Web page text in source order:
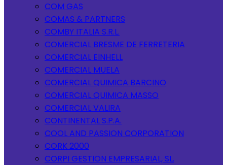
COM GAS
COMAS & PARTNERS
COMBY ITALIA S.R.L.
COMERCIAL BRESME DE FERRETERIA
COMERCIAL EINHELL
COMERCIAL MUELA
COMERCIAL QUIMICA BARCINO
COMERCIAL QUIMICA MASSO
COMERCIAL VALIRA
CONTINENTAL S.P.A.
COOL AND PASSION CORPORATION
CORK 2000
CORPI GESTION EMPRESARIAL, SL.